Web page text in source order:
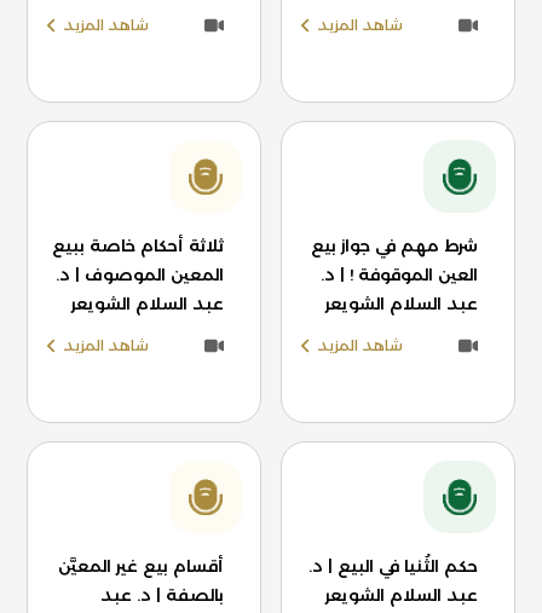
شاهد المزيد شاهد المزيد
شرط مهم في جواز بيع
العين الموقوفة ! | د.
عبد السلام الشويعر
شاهد المزيد
ثلاثة أحكام خاصة ببيع
المعين الموصوف | د.
عبد السلام الشويعر
شاهد المزيد
حكم الثُنيا في البيع | د.
عبد السلام الشويعر
أقسام بيع غير المعيَّن
بالصفة | د. عبد